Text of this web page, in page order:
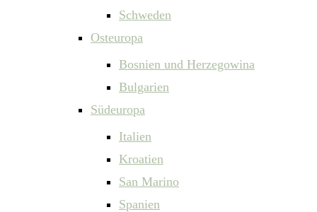
Schweden
Osteuropa
Bosnien und Herzegowina
Bulgarien
Südeuropa
Italien
Kroatien
San Marino
Spanien